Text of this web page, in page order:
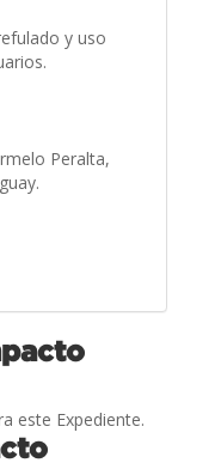
y uso
Peralta,
este Expediente.